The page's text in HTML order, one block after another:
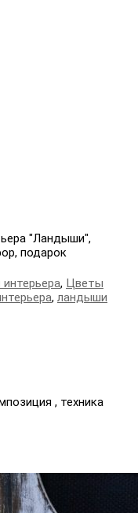
"Ландыши",
подарок
, Цветы
, ландыши
, техника